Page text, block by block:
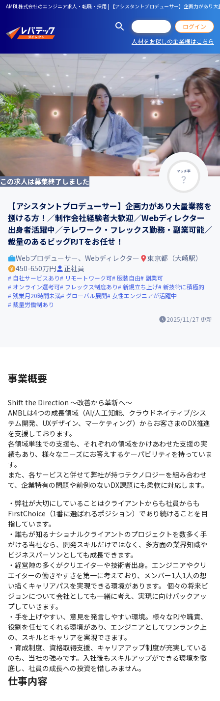
AMBL株式会社のエンジニア求人・転職・採用 | 【アシスタントプロデューサー】企画力があり
ログイン
人材をお探しの企業様はこちら
マッチ率
この求人は募集終了しました
【アシスタントプロデューサー】企画力があり大量業務を
捌ける方！／制作会社経験者大歓迎／Webディレクター
出身者活躍中／テレワーク・フレックス勤務・副業可能／
裁量のあるビッグPJTをお任せ！
2025/11/27 更新
Webプロデューサー、Webディレクター
東京都（大崎駅）
450-650万円
正社員
自社サービスあり リモートワーク可 服装自由
副業可
オンライン選考可
フレックス制度あり 新規立ち上げ 新技術に積極的
残業月20時間未満
グローバル展開
女性エンジニアが活躍中
裁量労働制あり
事業概要
Shift the Direction ～改善から革新へ～
AMBLは4つの成長領域（AI/人工知能、クラウドネイティブ/シス
テム開発、UXデザイン、マーケティング）からお客さまのDX推進
を支援しております。
各領域単独での支援も、それぞれの領域をかけあわせた支援の実
績もあり、様々なニーズにお答えするケーパビリティを持っていま
す。
また、各サービスと併せて弊社が持つテクノロジーを組み合わせ
て、企業特有の問題や前例のないDX課題にも柔軟に対応します。
・弊社が大切にしていることはクライアントからも社員からも
FirstChoice（1番に選ばれるポジション）であり続けることを目
指しています。
・誰もが知るナショナルクライアントのプロジェクトを数多く手
がける当社なら、開発スキルだけではなく、多方面の業界知識や
ビジネスパーソンとしても成長できます。
・経営陣の多くがクリエイターや技術者出身。エンジニアやクリ
エイターの働きやすさを第一に考えており、メンバー1人1人の想
い描くキャリアパスを実現できる環境があります。 個々の将来ビ
ジョンについて会社としても一緒に考え、実現に向けバックアッ
プしていきます。
・手を上げやすい、意見を発言しやすい環境。様々なPJや職責、
役割を任せてくれる環境があり、エンジニアとしてワンランク上
の、スキルとキャリアを実現できます。
・育成制度、資格取得支援、キャリアアップ制度が充実している
のも、当社の強みです。入社後もスキルアップができる環境を徹
底し、社員の成長への投資を惜しみません。
仕事内容